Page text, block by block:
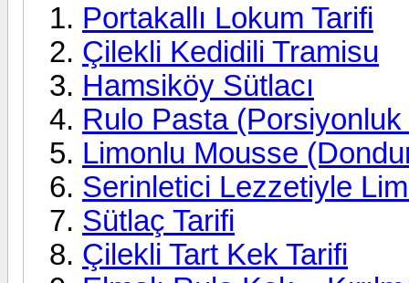
Portakallı Lokum Tarifi
Çilekli Kedidili Tramisu
Hamsiköy Sütlacı
Rulo Pasta
Limonlu Mousse
Serinletici Lezzetiyle
Sütlaç Tarifi
Çilekli Tart Kek Tarifi